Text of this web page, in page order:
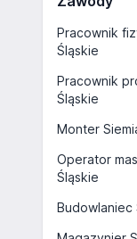
Pracownik
Śląskie
Pracownik
Śląskie
Monter
Operator
Śląskie
Budowlaniec